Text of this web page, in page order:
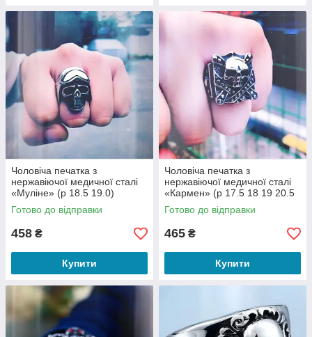
Чоловіча печатка з
нержавіючої медичної сталі
«Муліне» (р 18.5 19.0)
Готово до відправки
458 ₴
Купити
Чоловіча печатка з
нержавіючої медичної сталі
«Кармен» (р 17.5 18 19 20.5
21.5 22)
Готово до відправки
465 ₴
Купити